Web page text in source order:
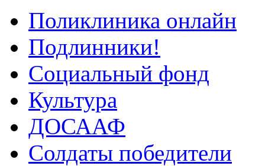
Поликлиника онлайн
Подлинники!
Социальный фонд
Культура
ДОСААФ
Солдаты победители